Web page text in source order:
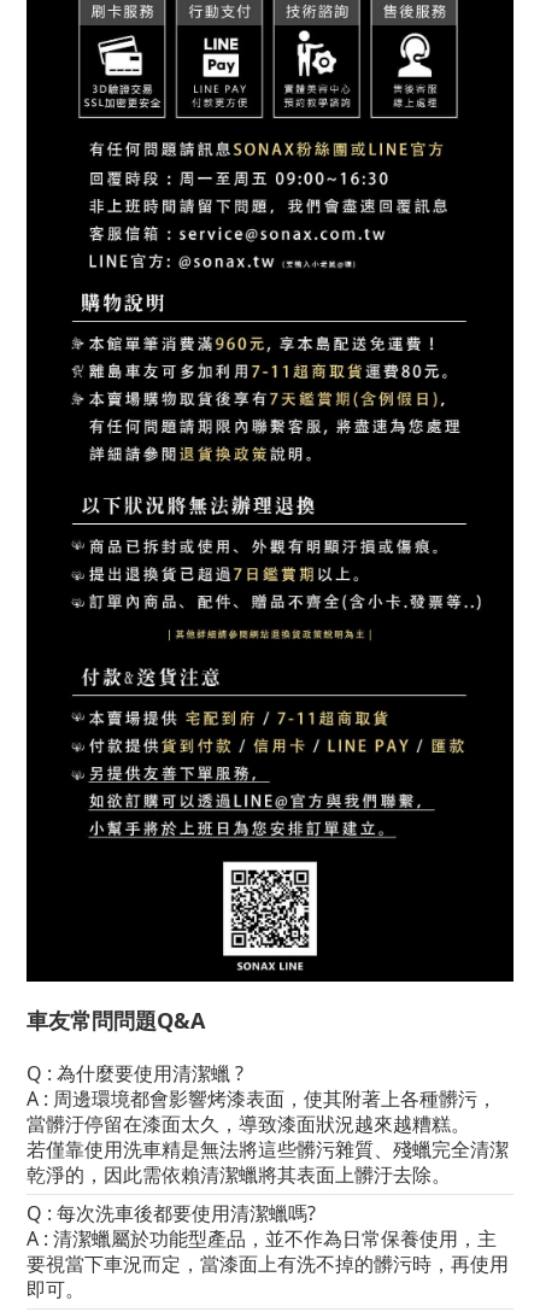
車友常問問題Q&A
Q : 為什麼要使用清潔蠟 ?
A : 周邊環境都會影響烤漆表面，使其附著上各種髒污，
當髒汙停留在漆面太久，導致漆面狀況越來越糟糕。
若僅靠使用洗車精是無法將這些髒污雜質、殘蠟完全清潔
乾淨的，因此需依賴清潔蠟將其表面上髒汙去除。
Q : 每次洗車後都要使用清潔蠟嗎?
A : 清潔蠟屬於功能型產品，並不作為日常保養使用，主
要視當下車況而定，當漆面上有洗不掉的髒污時，再使用
即可。